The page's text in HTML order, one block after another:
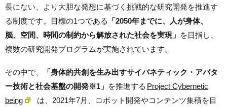
長にない、より大胆な発想に基づく挑戦的な研究開発を推進す
る制度です。目標の1つである
「2050年までに、人が身体、
脳、空間、時間の制約から解放された社会を実現」 を目指し、
複数の研究開発プログラムが実施されています。
その中で、
「身体的共創を生み出すサイバネティック・アバタ
ー技術と社会基盤の開発※1」 を推進する Project Cybernetic
being
は、2021年7月、ロボット開発やコンテンツ集積を目